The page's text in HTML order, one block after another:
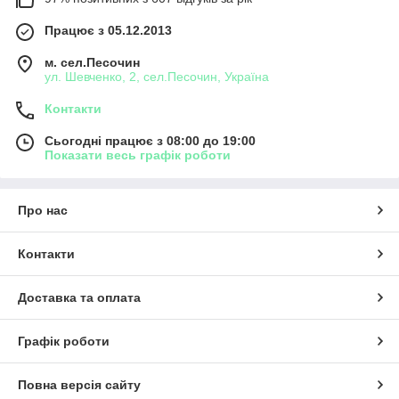
Працює з 05.12.2013
м. сел.Песочин
ул. Шевченко, 2, сел.Песочин, Україна
Контакти
Сьогодні працює з 08:00 до 19:00
Показати весь графік роботи
Про нас
Контакти
Доставка та оплата
Графік роботи
Повна версія сайту